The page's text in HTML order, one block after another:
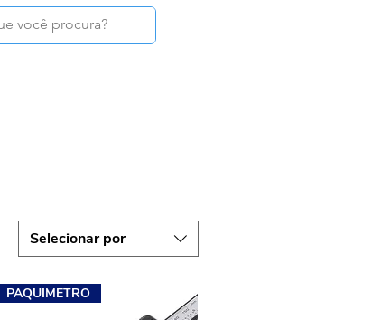
Selecionar por
PAQUIMETRO